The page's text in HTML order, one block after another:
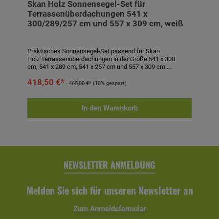
Skan Holz Sonnensegel-Set für
Terrassenüberdachungen 541 x
300/289/257 cm und 557 x 309 cm, weiß
Praktisches Sonnensegel-Set passend für Skan
Holz Terrassenüberdachungen in der Größe 541 x 300
cm, 541 x 289 cm, 541 x 257 cm und 557 x 309 cm.
wasserabweisendem, 100 % UV-stabilem, textilem
aus Seilspannsystem mit Schutzkappe, Laufhaken und
Stoppern. Sonnensegel waschbar bei 40° C. Segel sind bei
418,50 €* 465,00 €* (10% gespart)
In den Warenkorb
NEWSLETTER ANMELDUNG
Melden Sie sich für unseren Newsletter an
Zum Anmeldeformular